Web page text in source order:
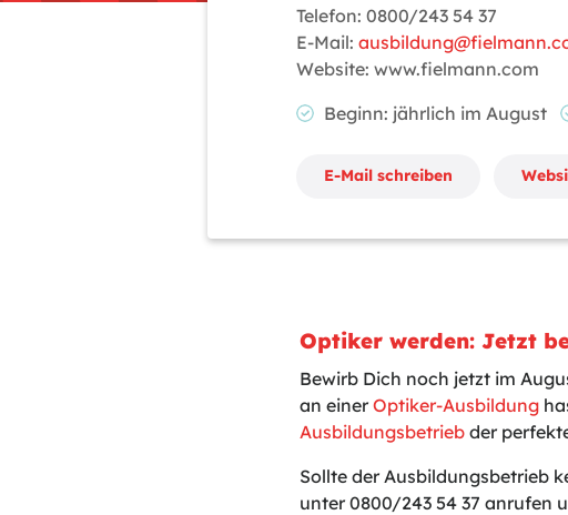
Telefon: 0800/243 54 37
E-Mail:
Website: www.fielmann.com
Beginn: jährlich im August
E-Mail schreiben
Optiker werden: Jetzt
Bewirb Dich noch jetzt im
an einerOptiker-Ausbildung
Ausbildungsbetrieb der
Sollte der Ausbildungsbetrieb
unter 0800/243 54 37 anrufen